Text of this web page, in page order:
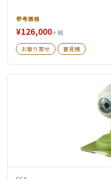
参考価格
¥126,000＋税
お取り寄せ 要見積